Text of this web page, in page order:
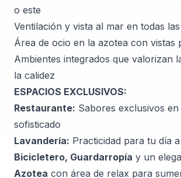
o este
Ventilación y vista al mar en todas
Área de ocio en la azotea con vistas
Ambientes integrados que valorizan
la calidez
ESPACIOS EXCLUSIVOS:
Restaurante: Sabores exclusivos
sofisticado
Lavandería: Practicidad para tu día
Bicicletero, Guardarropía y un
Azotea con área de relax para